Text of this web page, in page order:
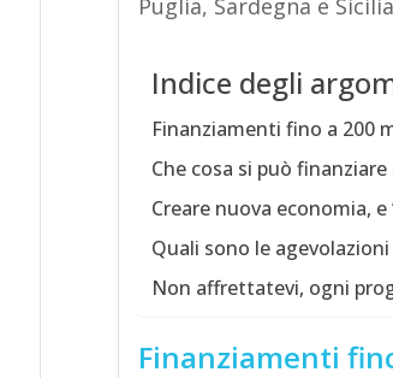
Puglia, Sardegna e
Indice degli
Finanziamenti fino a 200
Che cosa si può finanziare
Creare nuova economia,
Quali sono le
Non affrettatevi, ogni
Finanziamenti